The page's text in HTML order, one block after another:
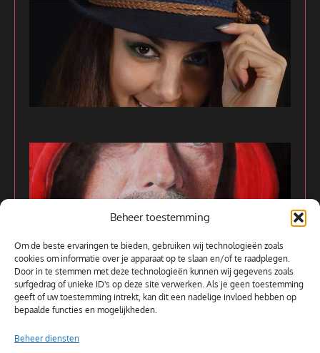
Beheer toestemming
Om de beste ervaringen te bieden, gebruiken wij technologieën zoals
cookies om informatie over je apparaat op te slaan en/of te raadplegen.
Door in te stemmen met deze technologieën kunnen wij gegevens zoals
surfgedrag of unieke ID's op deze site verwerken. Als je geen toestemming
geeft of uw toestemming intrekt, kan dit een nadelige invloed hebben op
bepaalde functies en mogelijkheden.
Beheer diensten
Alle kunstwerken